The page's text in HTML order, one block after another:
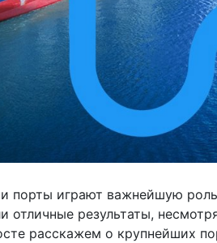
порты играют важнейшую
результаты,
расскажем о крупнейших